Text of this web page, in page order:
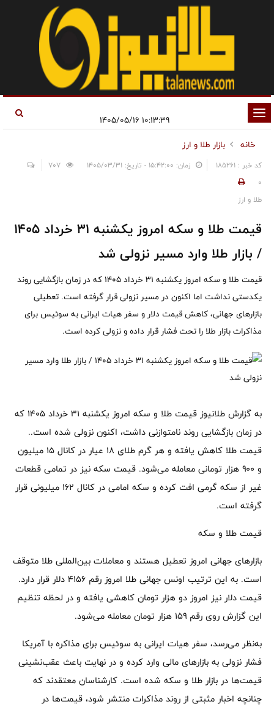
تغییر
وضعیت
ناوبری
۱۰:۱۳:۳۹ ۱۴۰۵/۰۵/۱۶
خانه
بازار طلا و ارز
کد خبر : 185261 زمان: ۱۵:۴۲:۰۰ - تاریخ: ۱۴۰۵/۰۳/۳۱
0
طلا و ارز
قیمت طلا و سکه امروز یکشنبه ۳۱ خرداد ۱۴۰۵
/ بازار طلا وارد مسیر نزولی شد
قیمت طلا و سکه امروز یکشنبه ۳۱ خرداد ۱۴۰۵ که در زمان بازگشایی روند
یکدستی نداشت اما اکنون در مسیر نزولی قرار گرفته است. تعطیلی
بازارهای جهانی، کاهش قیمت دلار و سفر هیات ایرانی به سوئیس برای
مذاکرات بازار طلا را تحت فشار قرار داده و نزولی کرده است.
به گزارش طلانیوز قیمت طلا و سکه امروز یکشنبه ۳۱ خرداد ۱۴۰۵ که
در زمان بازگشایی روند نامتوازنی داشت، اکنون نزولی شده است..
قیمت طلا کاهش یافته و هر گرم طلای ۱۸ عیار در کانال ۱۵ میلیون
و ۹۰۰ هزار تومانی معامله می‌شود. قیمت سکه نیز در تمامی قطعات
غیر از سکه گرمی افت کرده و سکه امامی در کانال ۱۶۲ میلیونی قرار
گرفته است.
قیمت طلا و سکه
بازارهای جهانی امروز تعطیل هستند و معاملات بین‌المللی طلا متوقف
است. به این ترتیب اونس جهانی طلا امروز رقم ۴۱۵۶ دلار قرار دارد.
قیمت دلار نیز امروز دو هزار تومان کاهشی یافته و در لحظه تنظیم
این گزارش روی رقم ۱۵۹ هزار تومان معامله می‌شود.
به‌نظر می‌رسد، سفر هیات ایرانی به سوئیس برای مذاکره با آمریکا
فشار نزولی به بازارهای مالی وارد کرده و در نهایت باعث عقب‌نشینی
قیمت‌ها در بازار طلا و سکه شده است. کارشناسان معتقدند که
چنانچه اخبار مثبتی از روند مذاکرات منتشر شود، قیمت‌ها در